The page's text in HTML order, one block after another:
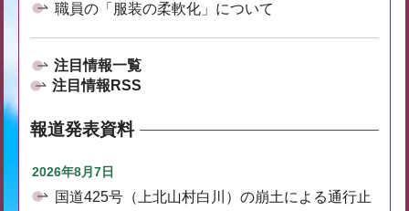
職員の「服装の柔軟化」について
注目情報一覧
注目情報RSS
報道発表資料
2026年8月7日
国道425号（上北山村白川）の崩土による通行止